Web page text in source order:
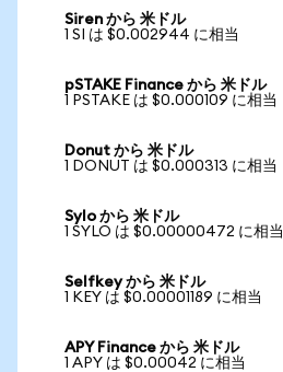
Siren から 米ドル
1 SI は $0.002944 に相当
pSTAKE Finance から 米ドル
1 PSTAKE は $0.000109 に相当
Donut から 米ドル
1 DONUT は $0.000313 に相当
Sylo から 米ドル
1 SYLO は $0.00000472 に相当
Selfkey から 米ドル
1 KEY は $0.00001189 に相当
APY Finance から 米ドル
1 APY は $0.00042 に相当